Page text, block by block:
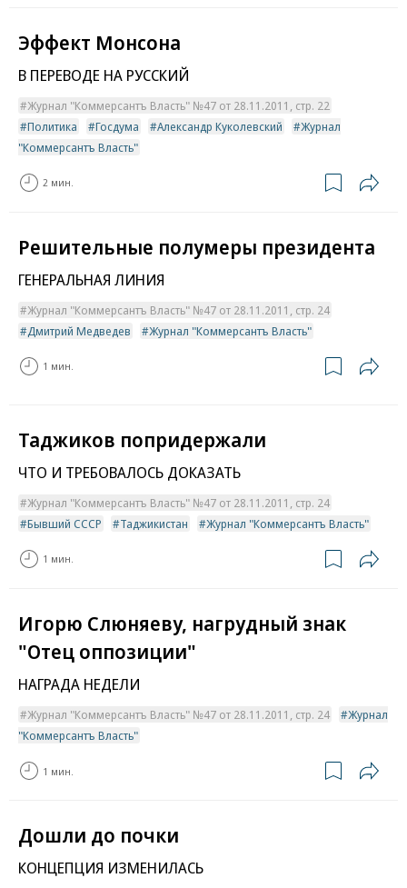
Эффект Монсона
В ПЕРЕВОДЕ НА РУССКИЙ
Журнал "Коммерсантъ Власть" №47 от 28.11.2011, стр. 22
Политика
Госдума Александр Куколевский
Журнал
"Коммерсантъ Власть"
2 мин.
Решительные полумеры президента
ГЕНЕРАЛЬНАЯ ЛИНИЯ
Журнал "Коммерсантъ Власть" №47 от 28.11.2011, стр. 24
Дмитрий Медведев
Журнал "Коммерсантъ Власть"
1 мин.
Таджиков попридержали
ЧТО И ТРЕБОВАЛОСЬ ДОКАЗАТЬ
Журнал "Коммерсантъ Власть" №47 от 28.11.2011, стр. 24
Бывший СССР
Таджикистан Журнал "Коммерсантъ Власть"
1 мин.
Игорю Слюняеву, нагрудный знак
"Отец оппозиции"
НАГРАДА НЕДЕЛИ
Журнал "Коммерсантъ Власть" №47 от 28.11.2011, стр. 24
Журнал
"Коммерсантъ Власть"
1 мин.
Дошли до почки
КОНЦЕПЦИЯ ИЗМЕНИЛАСЬ